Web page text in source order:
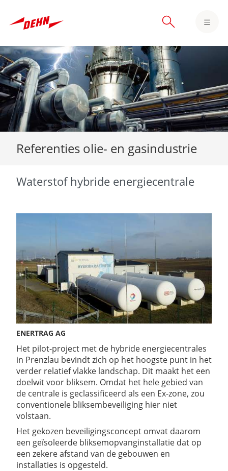
Skip
to
main
content
Referenties olie- en gasindustrie
Waterstof hybride energiecentrale
ENERTRAG AG
Het pilot-project met de hybride energiecentrales
in Prenzlau bevindt zich op het hoogste punt in het
verder relatief vlakke landschap. Dit maakt het een
doelwit voor bliksem. Omdat het hele gebied van
de centrale is geclassificeerd als een Ex-zone, zou
conventionele bliksembeveiliging hier niet
volstaan.
Het gekozen beveiligingsconcept omvat daarom
een ​​geïsoleerde bliksemopvanginstallatie dat op
een zekere afstand van de gebouwen en
installaties is opgesteld.